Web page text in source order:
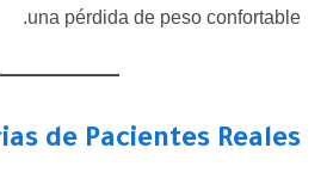
una pérdida de peso confortable.
de Pacientes Reales